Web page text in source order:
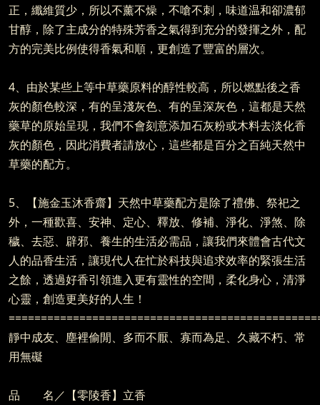
正，纖維質少，所以不薰不燥，不嗆不刺，味道温和卻濃郁
甘醇，除了主成分的特殊芳香之氣得到充分的發揮之外，配
方的完美比例使得香氣和順，更創造了豐富的層次。
4、由於某些上等中草藥原料的醇性較高，所以燃點後之香
灰的顏色較深，有的呈淺灰色、有的呈深灰色，這都是天然
藥草的原始呈現，我們不會刻意添加石灰粉或木料去淡化香
灰的顏色，因此消費者請放心，這些都是百分之百純天然中
草藥的配方。
5、【施金玉沐香齋】天然中草藥配方是除了禮佛、祭祀之
外，一種歡喜、安神、定心、釋放、修補、淨化、淨煞、除
穢、去惡、辟邪、養生的生活必需品，讓我們來體會古代文
人的品香生活，讓現代人在忙於科技與追求效率的緊張生活
之餘，透過好香引領進入更有靈性的空間，柔化身心，清淨
心靈，創造更美好的人生！
靜中成友、塵裡偷閒、多而不厭、寡而為足、久藏不朽、常
用無礙
品 名／【零陵香】立香